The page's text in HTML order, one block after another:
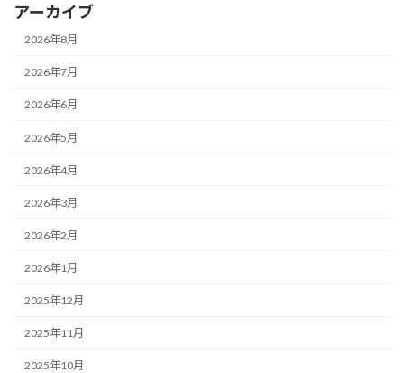
アーカイブ
2026年8月
2026年7月
2026年6月
2026年5月
2026年4月
2026年3月
2026年2月
2026年1月
2025年12月
2025年11月
2025年10月